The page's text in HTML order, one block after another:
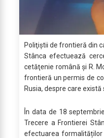
Poliţiştii de frontieră din
Stânca efectuează
cetăţenie română şi R.
frontieră un permis de
Rusia, despre care există
În data de 18
Trecere a Frontierei
efectuarea formalităților